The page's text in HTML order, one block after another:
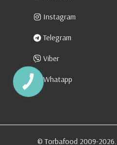
Instagram
Telegram
Viber
Whatapp
© Torbafood 2009-2026.
КНОПКА
ЗВ'ЯЗКУ